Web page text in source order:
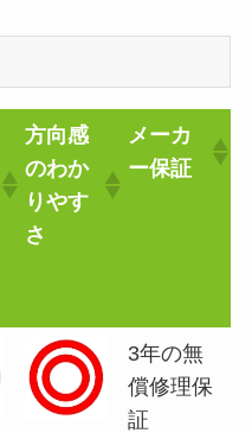
方向感
のわか
りやす
さ
メーカ
ー保証
3年の無
償修理保
証